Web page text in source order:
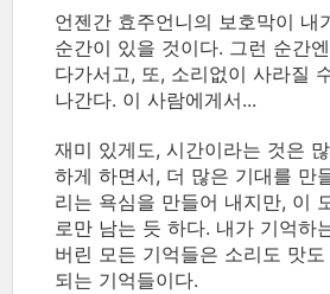
언젠간 효주언니의 보호막이 내
순간이 있을 것이다. 그런 순간
다가서고, 또, 소리없이 사라질
나간다. 이 사람에게서...
재미 있게도, 시간이라는 것은
하게 하면서, 더 많은 기대를 만
리는 욕심을 만들어 내지만, 이
로만 남는 듯 하다. 내가 기억하
버린 모든 기억들은 소리도 맛
되는 기억들이다.